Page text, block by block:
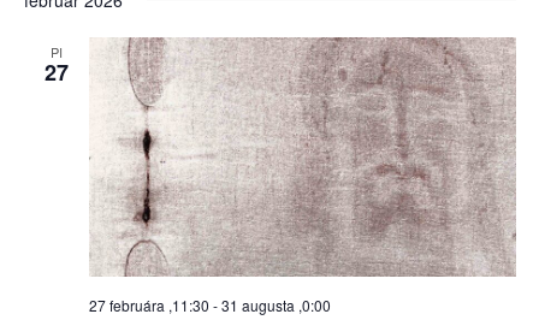
PI
27
27 februára ,11:30 -31 augusta ,0:00